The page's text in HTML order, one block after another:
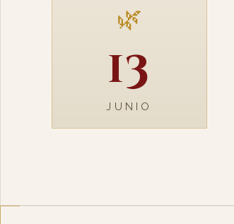
🌿
13
JUNIO